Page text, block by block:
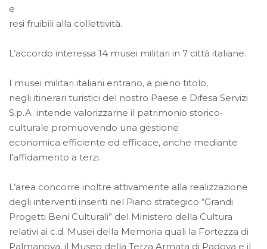
e
resi fruibili alla collettività.
L’accordo interessa 14 musei militari in 7 città italiane.
I musei militari italiani entrano, a pieno titolo,
negli itinerari turistici del nostro Paese e Difesa Servizi
S.p.A. intende valorizzarne il patrimonio storico-
culturale promuovendo una gestione
economica efficiente ed efficace, anche mediante
l’affidamento a terzi.
L’area concorre inoltre attivamente alla realizzazione
degli interventi inseriti nel Piano strategico “Grandi
Progetti Beni Culturali” del Ministero della Cultura
relativi ai c.d. Musei della Memoria quali la Fortezza di
Palmanova, il Museo della Terza Armata di Padova e il